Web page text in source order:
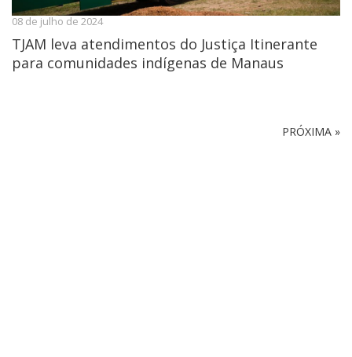
08 de julho de 2024
TJAM leva atendimentos do Justiça Itinerante
para comunidades indígenas de Manaus
PRÓXIMA »